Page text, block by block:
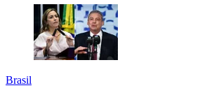
Brasil